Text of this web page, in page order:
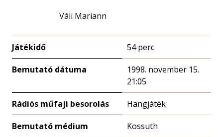
Váli Mariann
Játékidő 54 perc
Bemutató dátuma
1998. november 15.
21:05
Rádiós műfaji besorolás Hangjáték
Bemutató médium Kossuth